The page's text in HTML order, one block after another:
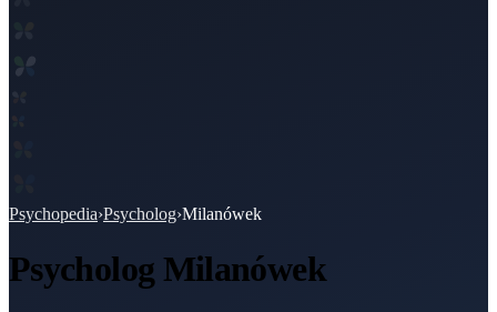
Psychopedia›Psycholog›Milanówek
Psycholog Milanówek